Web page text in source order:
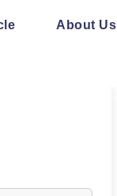
About Us